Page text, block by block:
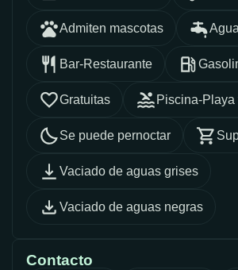
Admiten mascotas Agua
Bar-Restaurante
Gratuitas Piscina-Playa
Se puede pernoctar
Vaciado de aguas grises
Vaciado de aguas negras
Contacto